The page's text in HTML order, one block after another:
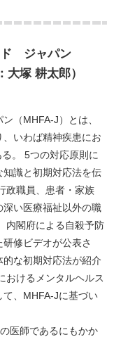
ド ジャパン
塚 耕太郎）
（MHFA-J）とは、
いわば精神疾患にお
。 5つの対応原則に
識と初期対応法を伝
政職員、患者・家族
い医療福祉以外の職
内閣府による自殺予防
修ビデオが公表さ
な初期対応法が紹介
おけるメンタルヘルス
、MHFA-Jに基づい
医師であるにもかか